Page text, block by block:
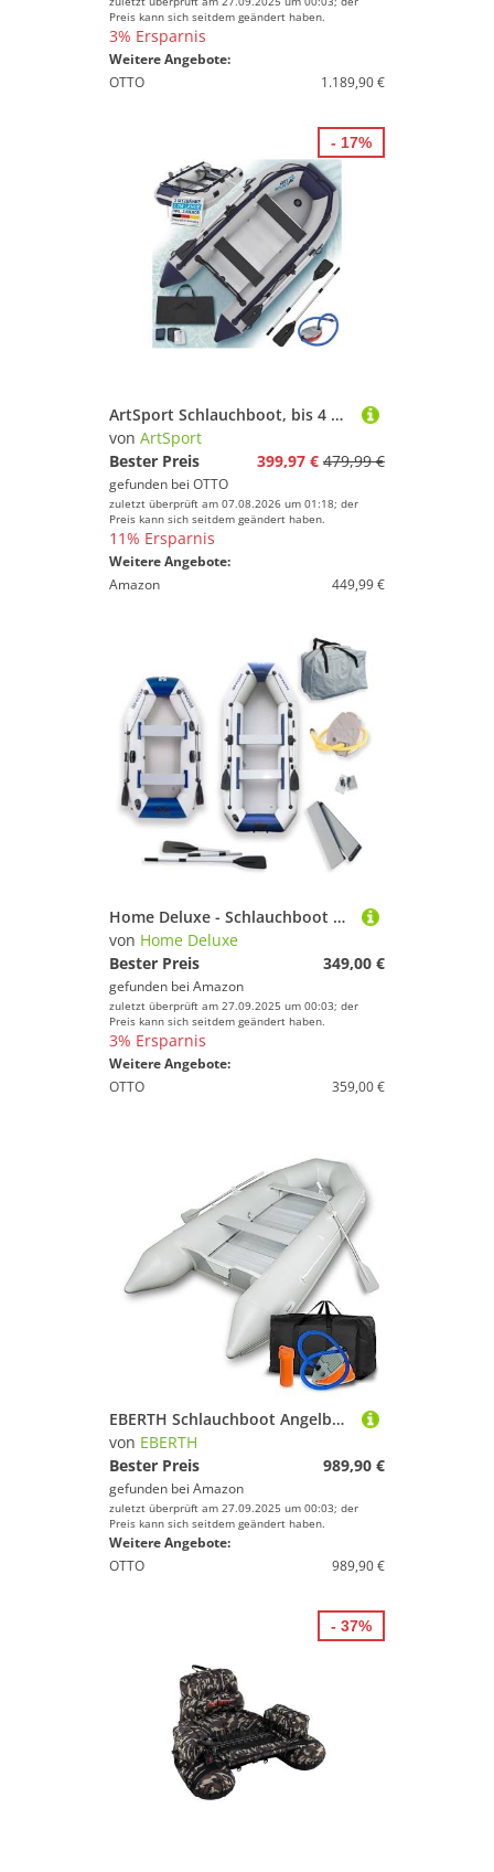
Preis kann sich seitdem geändert haben.
3% Ersparnis
Weitere Angebote:
OTTO
1.189,90 €
ArtSport Schlauchboot, bis 4 Personen - inkl. Luftpumpe, Paddel und mehr
von ArtSport
Bester Preis
399,97 € 479,99 €
gefunden bei OTTO
zuletzt überprüft am 07.08.2026 um 01:18; der
Preis kann sich seitdem geändert haben.
11% Ersparnis
Weitere Angebote:
Amazon
449,99 €
- 17%
Home Deluxe - Schlauchboot Pike Small inkl. Motor - Material: strapazierfähiges PVC- Maße: LxB ca. 230 x 128 cm - für bis zu 3 Personen I Beiboot, Motorboot, Ruderboot
von Home Deluxe
Bester Preis
349,00 €
gefunden bei Amazon
zuletzt überprüft am 27.09.2025 um 00:03; der
Preis kann sich seitdem geändert haben.
3% Ersparnis
Weitere Angebote:
OTTO
359,00 €
EBERTH Schlauchboot Angelboot Paddelboot aus robustem PVC für Außenborder 8 Personen, 4,60m x 1,90m Boot mit 2X Sitzbank, 2X Paddel, Aluboden, Reparaturset, Pumpe, Tragetasche, bis 1100 kg
von EBERTH
Bester Preis
989,90 €
gefunden bei Amazon
zuletzt überprüft am 27.09.2025 um 00:03; der
Preis kann sich seitdem geändert haben.
Weitere Angebote:
OTTO
989,90 €
- 37%